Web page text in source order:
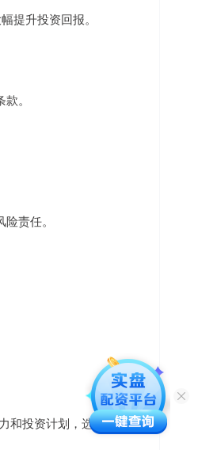
提升投资回报。
。
责任。
和投资计划，选择适合自